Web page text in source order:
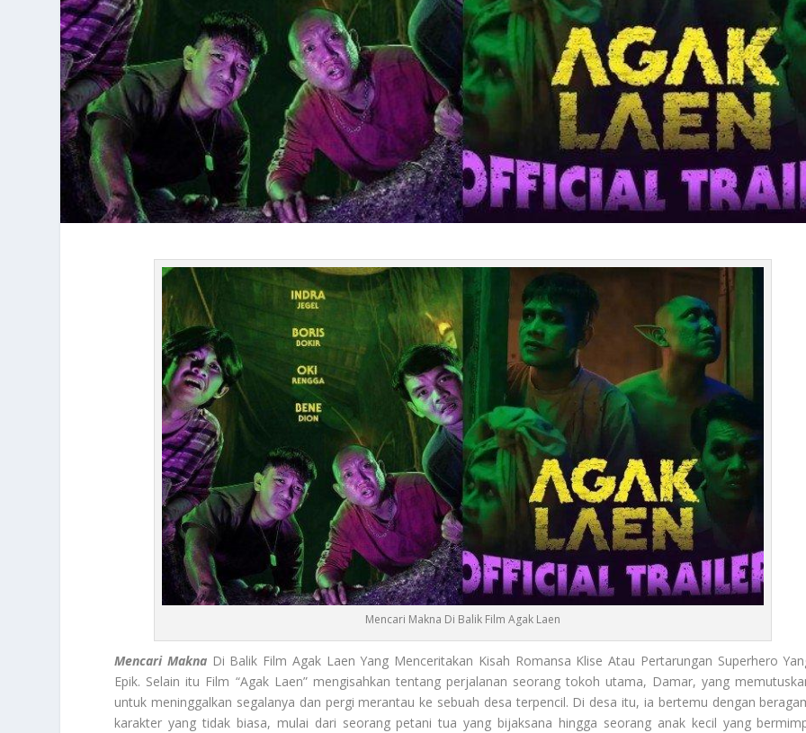
Mencari Makna Di Balik Film Agak Laen
Mencari MaknaDi Balik Film Agak Laen Yang Menceritakan Kisah Romansa Klise Atau Pertarungan Superhero
Epik. Selain itu Film “Agak Laen” mengisahkan tentang perjalanan seorang tokoh utama, Damar, yang
untuk meninggalkan segalanya dan pergi merantau ke sebuah desa terpencil. Di desa itu, ia bertemu dengan
karakter yang tidak biasa, mulai dari seorang petani tua yang bijaksana hingga seorang anak kecil yang